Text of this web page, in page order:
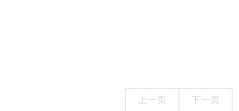
上一页 下一页